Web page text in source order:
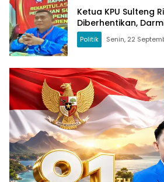
Ketua KPU Sulteng
Diberhentikan,
Politik Senin, 22